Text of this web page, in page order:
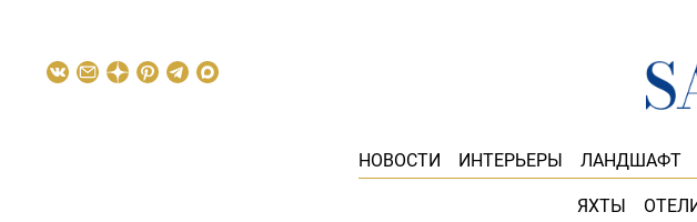
НОВОСТИ ИНТЕРЬЕРЫ ЛАНДШАФТ
ЯХТЫ